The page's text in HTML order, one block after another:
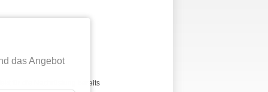
für die Nachrüstung bereits
das Angebot